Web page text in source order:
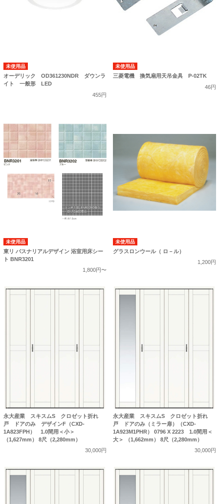
未使用品
オーデリック OD361230NDR ダウンラ
イト 一般形 LED
455円
未使用品
三菱電機 換気扇用天吊金具 P-02TK
46円
未使用品
東リ バスナリアルデザイン 浴室用床シー
ト BNR3201
1,800円〜
未使用品
グラスロンウール（ ロ－ル）
1,200円
永大産業 スキスムS クロゼット折れ
戸 ドアのみ デザインF（CXD-
1A823FPH） 1.0間用＜小＞
（1,627mm） 8尺（2,280mm）
30,000円
永大産業 スキスムS クロゼット折れ
戸 ドアのみ（ミラー扉）（CXD-
1A923M1PHR） 0796 X 2223 1.0間用＜
大＞ （1,662mm） 8尺（2,280mm）
30,000円